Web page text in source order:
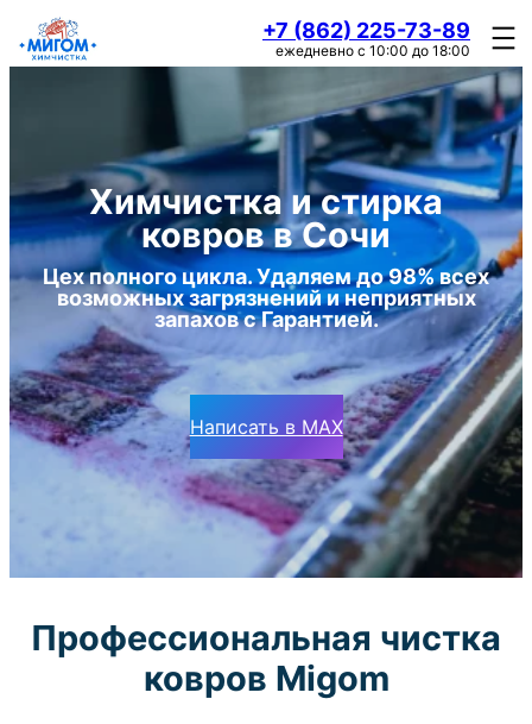
+7 (862) 225-73-89
ежедневно с 10:00 до 18:00
Химчистка и стирка
ковров в Сочи
Цех полного цикла. Удаляем до 98% всех
возможных загрязнений и неприятных
запахов с Гарантией.
Написать в MAX
Профессиональная чистка
ковров Migom